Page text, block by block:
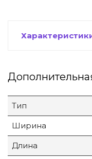
Тип
Ширина
Длина